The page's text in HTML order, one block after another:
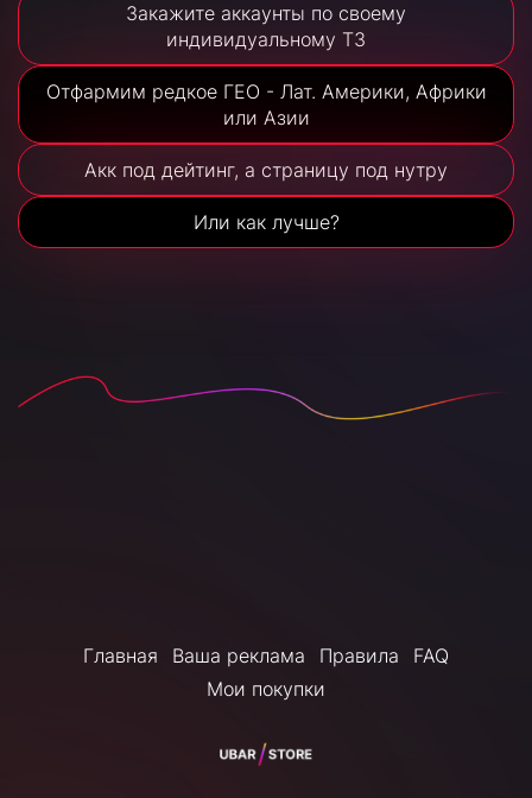
Закажите аккаунты по своему
индивидуальному ТЗ
Отфармим редкое ГЕО - Лат. Америки, Африки
или Азии
Акк под дейтинг, а страницу под нутру
Или как лучше?
Главная Ваша реклама Правила
FAQ
Мои покупки